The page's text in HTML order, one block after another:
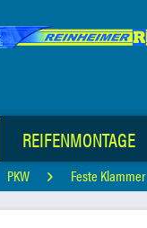
REIFENMONTAGE
PKW Feste Klammer